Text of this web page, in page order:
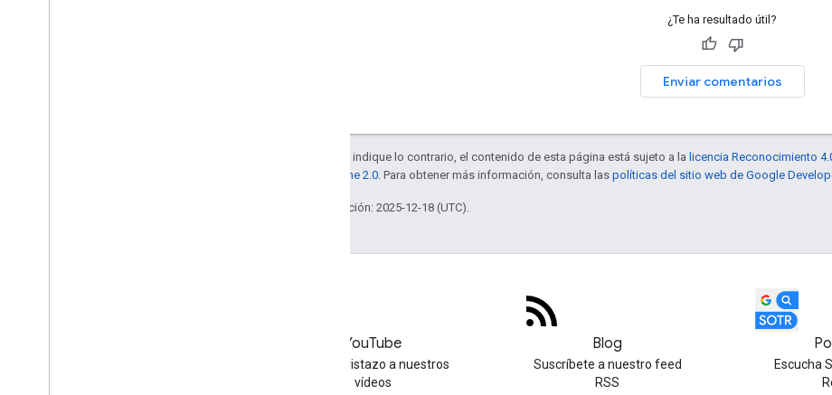
¿Te ha resultado útil?
Enviar comentarios
A menos que se indique lo contrario, el contenido de esta página está sujeto a la licencia Reconocimiento
licencia Apache 2.0 . Para obtener más información, consulta las políticas del sitio web de Google
Última actualización: 2025-12-18 (UTC).
YouTube
Echa un vistazo a nuestros
vídeos
Blog
Suscríbete a nuestro feed
RSS
Escucha